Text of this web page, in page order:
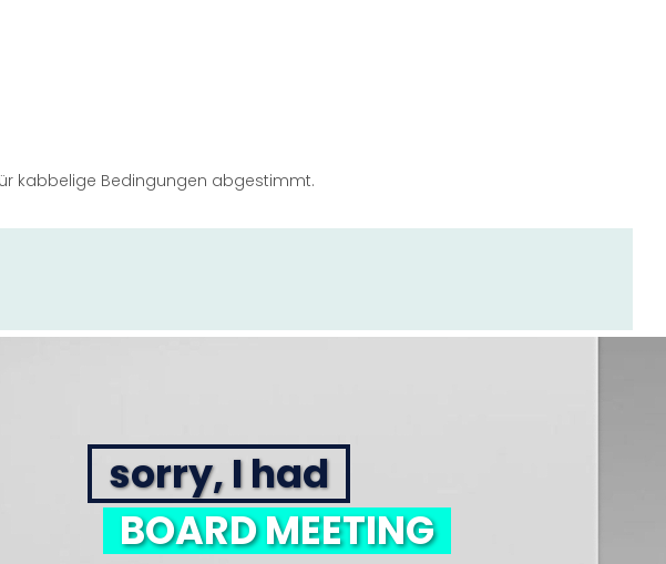
kabbelige Bedingungen abgestimmt.
sorry, I had
BOARD MEETING